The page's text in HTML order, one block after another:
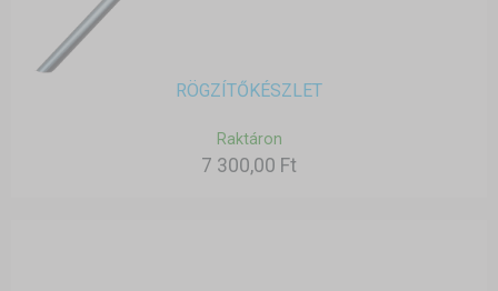
RÖGZÍTŐKÉSZLET
Raktáron
7 300,00 Ft